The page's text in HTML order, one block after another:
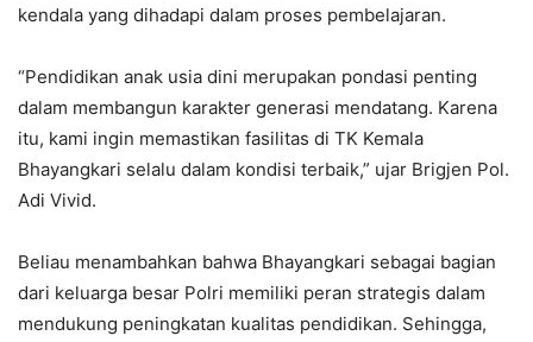
kendala yang dihadapi dalam proses pembelajaran.
“Pendidikan anak usia dini merupakan pondasi penting
dalam membangun karakter generasi mendatang. Karena
itu, kami ingin memastikan fasilitas di TK Kemala
Bhayangkari selalu dalam kondisi terbaik,” ujar Brigjen Pol.
Adi Vivid.
Beliau menambahkan bahwa Bhayangkari sebagai bagian
dari keluarga besar Polri memiliki peran strategis dalam
mendukung peningkatan kualitas pendidikan. Sehingga,